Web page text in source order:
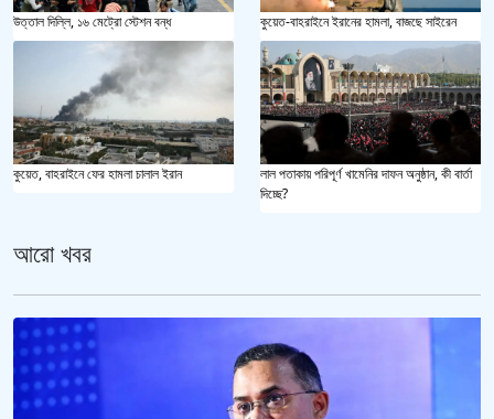
উত্তাল দিল্লি, ১৬ মেট্রো স্টেশন বন্ধ কুয়েত-বাহরাইনে ইরানের হামলা, বাজছে সাইরেন
কুয়েত, বাহরাইনে ফের হামলা চালাল ইরান
লাল পতাকায় পরিপূর্ণ খামেনির দাফন অনুষ্ঠান, কী বার্তা
দিচ্ছে?
আরো খবর